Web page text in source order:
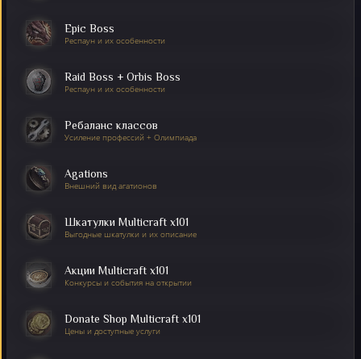
Epic Boss
Респаун и их особенности
Raid Boss + Orbis Boss
Респаун и их особенности
Ребаланс классов
Усиление профессий + Олимпиада
Agations
Внешний вид агатионов
Шкатулки Multicraft x101
Выгодные шкатулки и их описание
Акции Multicraft x101
Конкурсы и события на открытии
Donate Shop Multicraft x101
Цены и доступные услуги